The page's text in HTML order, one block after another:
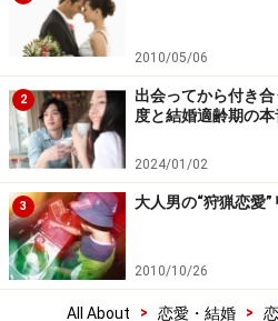
2010/05/06
2
出会ってから付き
度と結婚適齢期の本
2024/01/02
3 大人男の“狩猟恋愛
2010/10/26
All About > 恋愛・結婚 >